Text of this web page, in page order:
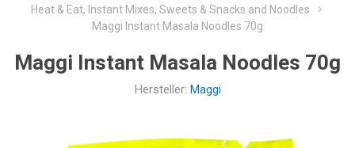
Heat & Eat, Instant Mixes, Sweets & Snacks and Noodles
Maggi Instant Masala Noodles 70g
Maggi Instant Masala Noodles 70g
Hersteller: Maggi